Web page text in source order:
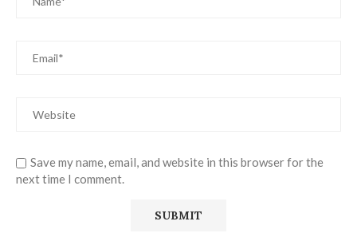
Save my name, email, and website in this browser for the
next time I comment.